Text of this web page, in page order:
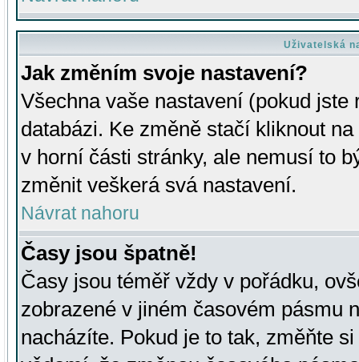
Uživatelská
Jak změním svoje nastavení?
Všechna vaše nastavení (pokud
databázi. Ke změně stačí kliknout
v horní části stránky, ale nemusí to
změnit veškerá svá nastavení.
Návrat nahoru
Časy jsou špatně!
Časy jsou téměř vždy v pořádku,
zobrazené v jiném časovém pásmu
nacházíte. Pokud je to tak, změňte